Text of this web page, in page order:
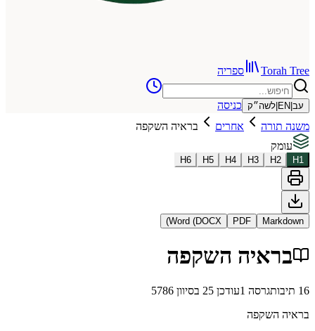
ספריה
כניסה
אחרים
בראיה השקפה
H3
H4
H5
H6
PDF
Word (DOCX)
השקפה
גרסה 1עודכן 25 בסיוון 5786